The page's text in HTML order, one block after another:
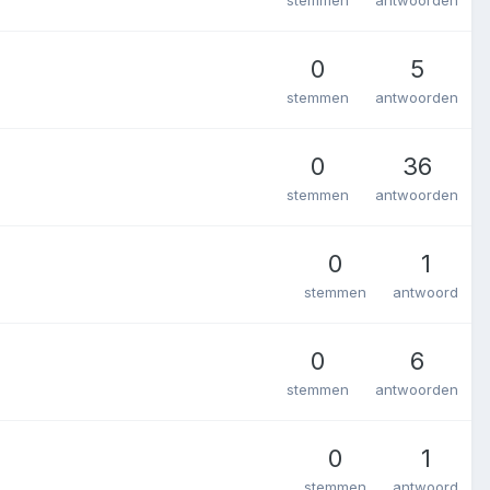
0
stemmen
5
antwoorden
0
stemmen
36
antwoorden
0
stemmen
1
antwoord
0
stemmen
6
antwoorden
0
stemmen
1
antwoord